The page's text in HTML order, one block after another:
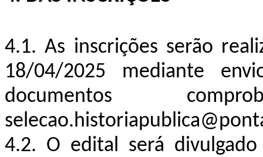
4.1. As inscrições serão
18/04/2025 mediante
documentos
4.2. O edital será